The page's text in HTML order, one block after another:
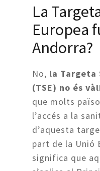
La
Europea
Andorra?
No, la Targeta
(TSE) no és
que molts
l’accés a la
d’aquesta
part de la Unió
significa que